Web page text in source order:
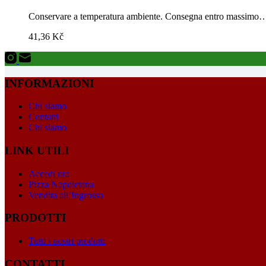
Conservare a temperatura ambiente. Consegna entro
41,36 Kč
INFORMAZIONI
Chi siamo
Contatti
Chi siamo
LINK UTILI
Accedi ora
Pizza Napoletana
Vendita all’Ingrosso
PRODOTTI
Tutti i nostri prodotti